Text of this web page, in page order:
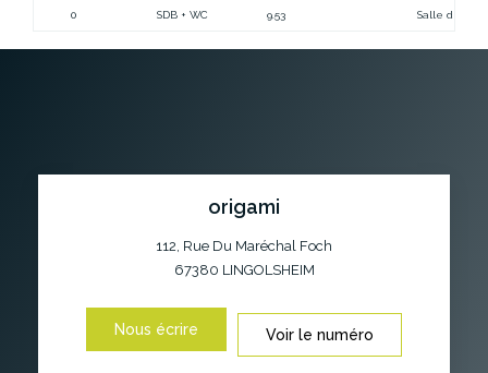
0 SDB + WC 9.53 Salle de
origami
112, Rue Du Maréchal Foch
67380 LINGOLSHEIM
Nous écrire Voir le numéro